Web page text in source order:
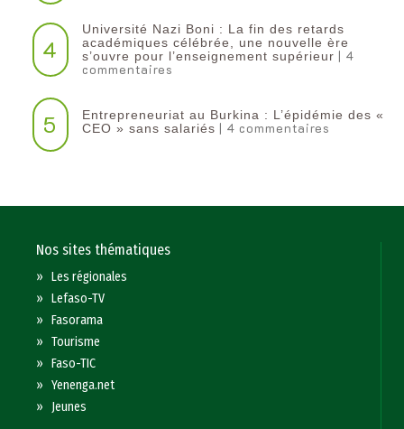
4
Université Nazi Boni : La fin des retards
académiques célébrée, une nouvelle ère
s’ouvre pour l’enseignement supérieur | 4
commentaires
5
Entrepreneuriat au Burkina : L’épidémie des «
CEO » sans salariés | 4 commentaires
Nos sites thématiques
»Les régionales
»Lefaso-TV
»Fasorama
»Tourisme
»Faso-TIC
»Yenenga.net
» Jeunes